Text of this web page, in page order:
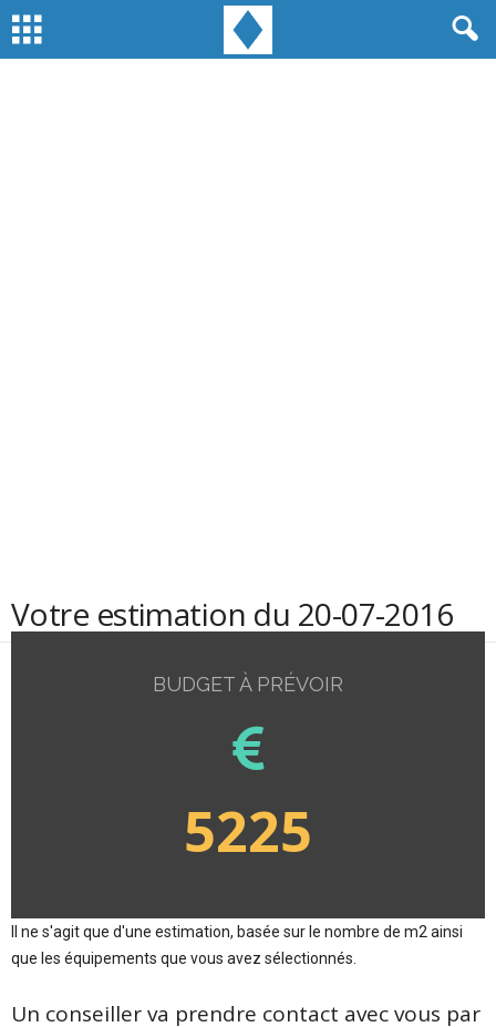
Votre estimation du 20-07-2016
BUDGET À PRÉVOIR
5225
Il ne s'agit que d'une estimation, basée sur le nombre de m2 ainsi
que les équipements que vous avez sélectionnés.
Un conseiller va prendre contact avec vous par